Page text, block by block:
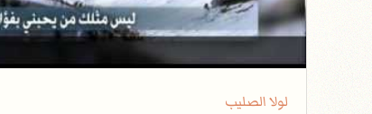
لولا الصليب